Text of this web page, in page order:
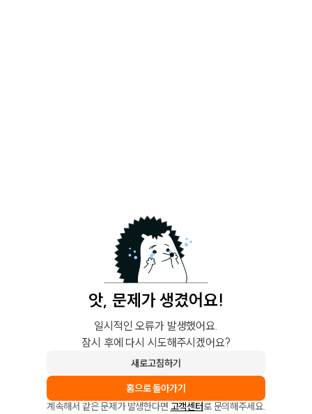
앗, 문제가 생겼어요!
일시적인 오류가 발생했어요.
잠시 후에 다시 시도해주시겠어요?
새로고침하기
홈으로 돌아가기
계속해서 같은 문제가 발생한다면 고객센터로 문의해주세요.